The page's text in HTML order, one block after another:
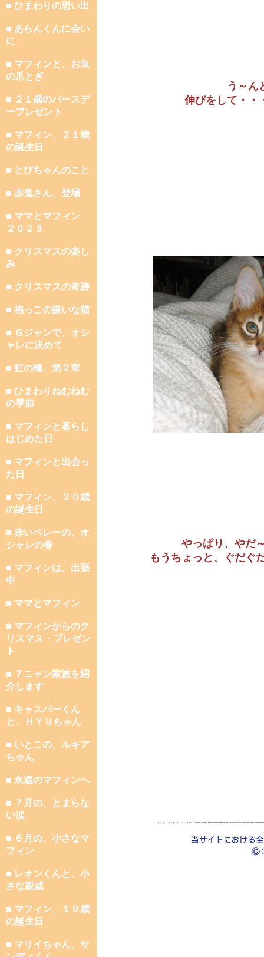
■ ひまわりの思い出
■ あらんくんに会い
に
■ マフィンと、お魚
の爪とぎ
■ ２１歳のバースデ
ープレゼント
■ マフィン、２１歳
の誕生日
■ とびちゃんのこと
■ 赤鬼さん、登場
■ ママとマフィン
２０２３
■ クリスマスの楽し
み
■ クリスマスの奇跡
■ 抱っこの嫌いな猫
■ Ｇジャンで、オシ
ャレに決めて
■ 虹の橋、第２章
■ ひまわりねむねむ
の季節
■ マフィンと暮らし
はじめた日
■ マフィンと出会っ
た日
■ マフィン、２０歳
の誕生日
■ 赤いベレーの、オ
シャレの春
■ マフィンは、出張
中
■ ママとマフィン
■ マフィンからのク
リスマス・プレゼン
ト
■ ７ニャン家族を紹
介します
■ キャスパーくん
と、ＨＹＵちゃん
■ いとこの、ルキア
ちゃん
■ 永遠のマフィンへ
■ ７月の、とまらな
い涙
■ ６月の、小さなマ
フィン
■ レオンくんと、小
さな親戚
■ マフィン、１９歳
の誕生日
■ マリイちゃん、サ
う～ん
伸びをして・・
やっぱり、やだ
もうちょっと、ぐだぐ